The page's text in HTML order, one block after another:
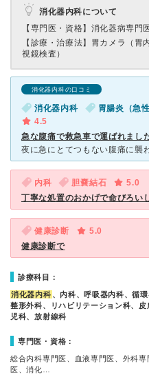
消化器内科について
【専門医・資格】 消化器病専門
【診療・治療法】 胃カメラ（胃
視鏡検査）
消化器内科の口コミ
消化器内科 胃腸炎（急
4.5
急な腹痛で救急車で運ばれまし
内科 胆嚢結石
5.0
丁寧な処置のおかげで命びろい
健康診断
5.0
健康診断で
診療科目：
消化器内科 、内科、呼吸器内科、循
整形外科、リハビリテーション科、
児科、放射線科
専門医・資格：
総合内科専門医、血液専門医、外科
医、消化…